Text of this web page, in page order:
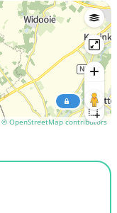
© OpenStreetMap contributors